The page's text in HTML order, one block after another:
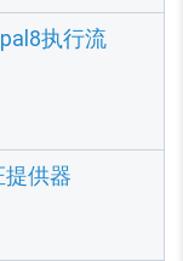
执行流
供器